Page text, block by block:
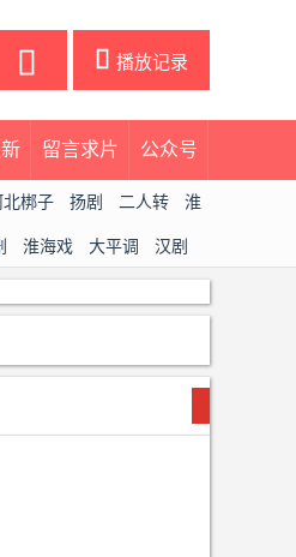
󰀒 播放记录
留言求片 公众号
北梆子 扬剧 二人转 淮
淮海戏 大平调 汉剧